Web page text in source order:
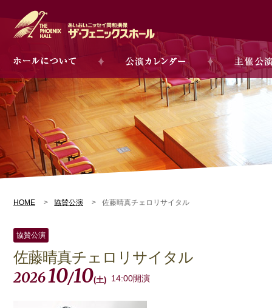
HOME 協賛公演 佐藤晴真チェロリサイタル
協賛公演
佐藤晴真チェロリサイタル
202610/10(土) 14:00開演